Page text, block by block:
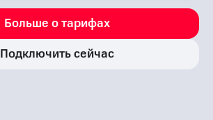
Больше о тарифах
Подключить сейчас